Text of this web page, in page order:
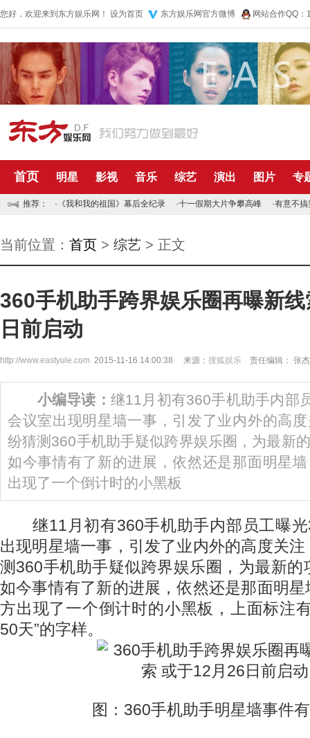
您好，欢迎来到东方娱乐网！ 设为首页 东方娱乐网官方微博 网站合作QQ
首页 明星 影视 音乐 综艺 演出 图片 专
推荐： · 《我和我的祖国》幕后全纪录 ·十一假期大片争攀高峰 ·有意不搞
当前位置： 首页 > 综艺 > 正文
360手机助手跨界娱乐圈再曝新
日前启动
http://www.eastyule.com 2015-11-16 14:00:38 来源： 搜狐娱乐 责任编辑： 张杰
小编导读： 继11月初有360手机助手内部
会议室出现明星墙一事，引发了业内外的高
纷猜测360手机助手疑似跨界娱乐圈，为最新
如今事情有了新的进展，依然还是那面明星
出现了一个倒计时的小黑板
继11月初有360手机助手内部员工曝光
出现明星墙一事，引发了业内外的高度关
测360手机助手疑似跨界娱乐圈，为最新
如今事情有了新的进展，依然还是那面明
方出现了一个倒计时的小黑板，上面标注
50天”的字样。
图：360手机助手明星墙事件有